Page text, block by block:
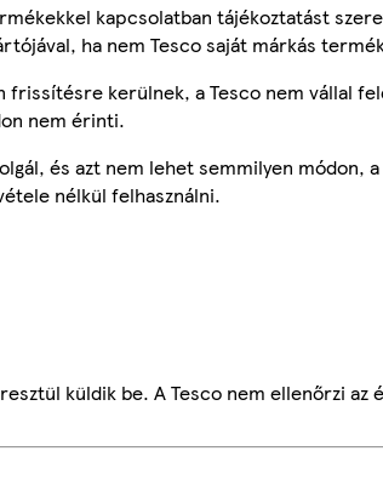
kapcsolatban tájékoztatást
ha nem Tesco saját márkás
kerülnek, a Tesco nem vállal
nem érinti.
és azt nem lehet semmilyen módon,
nélkül felhasználni.
küldik be. A Tesco nem ellenőrzi az